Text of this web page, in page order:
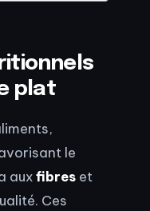
plat
le
auxfibres et
Ces